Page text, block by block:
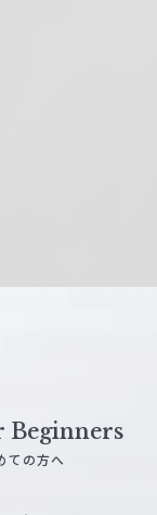
Beginners
ての方へ